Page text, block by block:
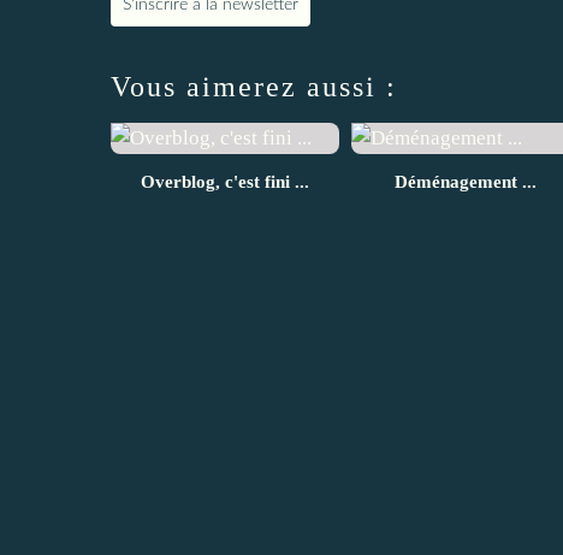
S'inscrire à la newsletter
Vous aimerez aussi :
Overblog, c'est fini ...
Déménagement ...